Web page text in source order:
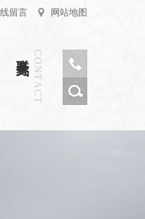
留言 网站地图
CONTACT